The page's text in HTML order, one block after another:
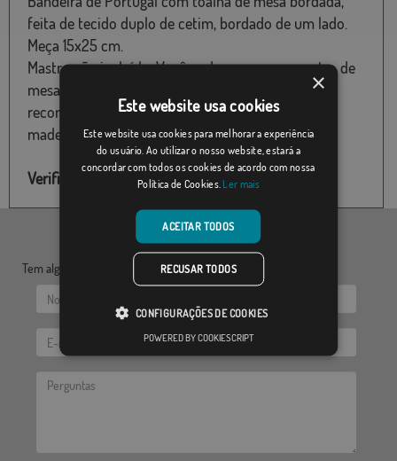
feita de tecido duplo de cetim, bordado de um lado.
Meça 15x25 cm.
Mastro não incluído. Você pode comprar o mastro de
mesa separadamente. Para esta bandeira,
recomendamos o mastro de mesa com base de
madeira
Verifique o estoque deste produto
Tem alguma dúvida? Envie-nos as suas questões:
×
Este website usa cookies
Este website usa cookies para melhorar a experiência
do usuário. Ao utilizar o nosso website, estará a
concordar com todos os cookies de acordo com nossa
Política de Cookies. Ler mais
ACEITAR TODOS
RECUSAR TODOS
CONFIGURAÇÕES DE COOKIES
POWERED BY COOKIESCRIPT